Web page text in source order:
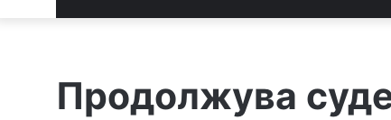
Продолжува